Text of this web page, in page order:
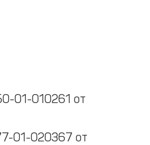
01-010261 от
01-020367 от